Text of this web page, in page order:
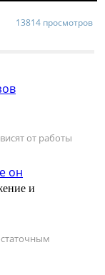
13814 просмотров
от работы
и